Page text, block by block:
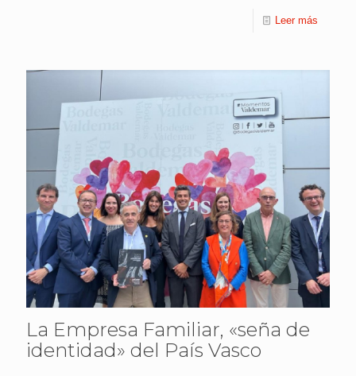
Leer más
La Empresa Familiar, «seña de
identidad» del País Vasco